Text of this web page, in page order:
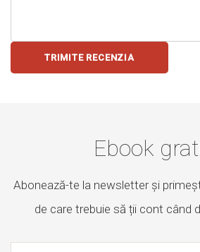
TRIMITE RECENZIA
Ebook
Abonează-te la newsletter și
de care trebuie să ții cont când